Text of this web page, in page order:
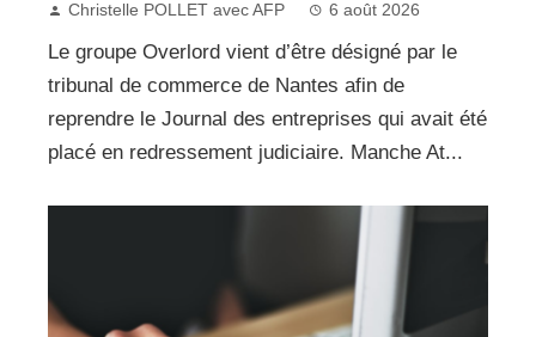
Christelle POLLET avec AFP 6 août 2026
Le groupe Overlord vient d’être désigné par le
tribunal de commerce de Nantes afin de
reprendre le Journal des entreprises qui avait été
placé en redressement judiciaire. Manche At...